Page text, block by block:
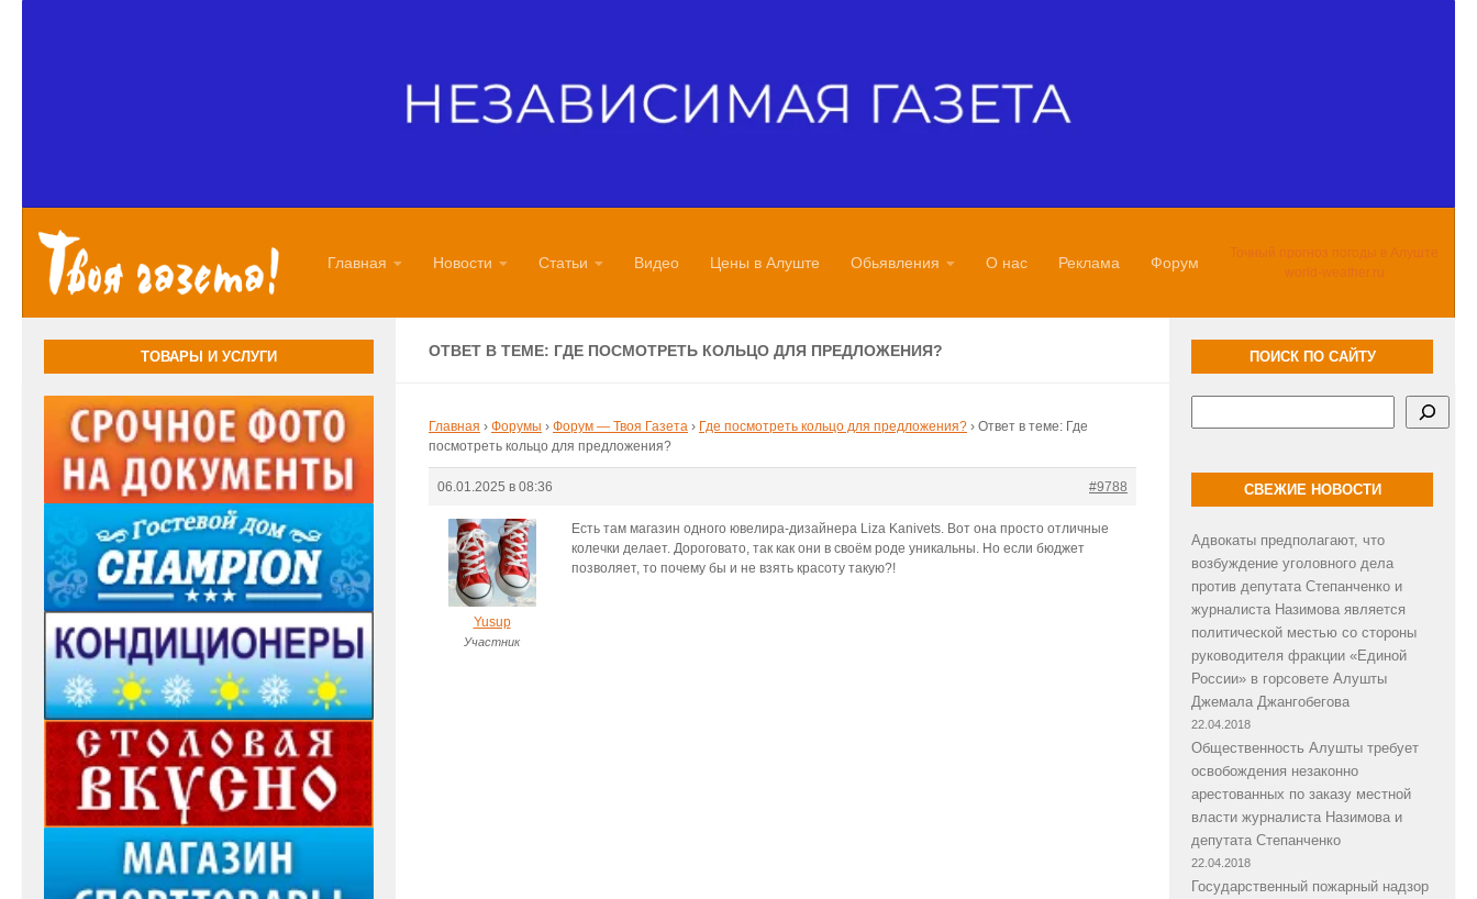
Главная Новости Статьи Видео Цены в Алуште Обьявления О нас Реклама Форум
Точный прогноз погоды в Алуште
world-weather.ru
ОТВЕТ В ТЕМЕ: ГДЕ ПОСМОТРЕТЬ КОЛЬЦО ДЛЯ ПРЕДЛОЖЕНИЯ?
Главная › Форумы › Форум — Твоя Газета › Где посмотреть кольцо для предложения? › Ответ в теме: Где
посмотреть кольцо для предложения?
06.01.2025 в 08:36 #9788
Yusup
Участник
Есть там магазин одного ювелира-дизайнера Liza Kanivets. Вот она просто отличные
колечки делает. Дороговато, так как они в своём роде уникальны. Но если бюджет
позволяет, то почему бы и не взять красоту такую?!
ТОВАРЫ И УСЛУГИ ПОИСК ПО САЙТУ
СВЕЖИЕ НОВОСТИ
Адвокаты предполагают, что
возбуждение уголовного дела
против депутата Степанченко и
журналиста Назимова является
политической местью со стороны
руководителя фракции «Единой
России» в горсовете Алушты
Джемала Джангобегова
22.04.2018
Общественность Алушты требует
освобождения незаконно
арестованных по заказу местной
власти журналиста Назимова и
депутата Степанченко
22.04.2018
Государственный пожарный надзор